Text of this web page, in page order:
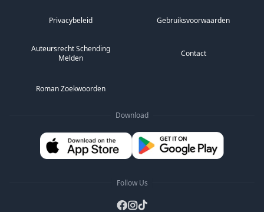
Privacybeleid Gebruiksvoorwaarden
Auteursrecht Schending
Melden
Contact
Roman Zoekwoorden
Download
Follow Us